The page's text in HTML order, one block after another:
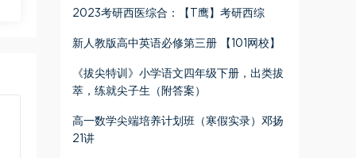
2023考研西医综合：【T鹰】考研西综
新人教版高中英语必修第三册 【101网校】
《拔尖特训》小学语文四年级下册，出类拔
萃，练就尖子生（附答案）
高一数学尖端培养计划班（寒假实录）邓扬
21讲